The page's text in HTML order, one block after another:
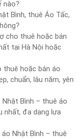
nào?
Bình, thuê Áo Tấc,
cho thuê hoặc bán
tại Hà Nội hoặc
hoặc bán áo
chuẩn, lâu năm, yên
Bình – thuê áo
nhất, đa dạng lựa
Nhật Bình – thuê